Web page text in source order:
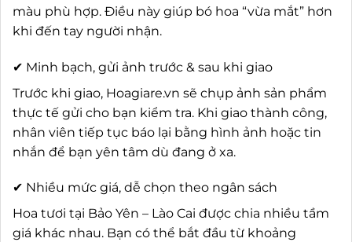
màu phù hợp. Điều này giúp bó hoa “vừa mắt” hơn
khi đến tay người nhận.
✔ Minh bạch, gửi ảnh trước & sau khi giao
Trước khi giao, Hoagiare.vn sẽ chụp ảnh sản phẩm
thực tế gửi cho bạn kiểm tra. Khi giao thành công,
nhân viên tiếp tục báo lại bằng hình ảnh hoặc tin
nhắn để bạn yên tâm dù đang ở xa.
✔ Nhiều mức giá, dễ chọn theo ngân sách
Hoa tươi tại Bảo Yên – Lào Cai được chia nhiều tầm
giá khác nhau. Bạn có thể bắt đầu từ khoảng